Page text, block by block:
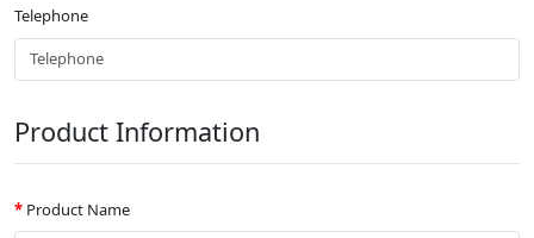
Telephone
Product Information
Product Name